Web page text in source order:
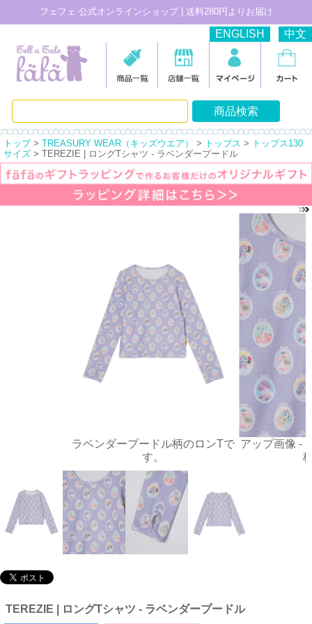
フェフェ 公式オンラインショップ | 送料280円よりお届け
ENGLISH 中文
トップ> TREASURY WEAR（キッズウエア） > トップス > トップス130
サイズ > TEREZIE | ロングTシャツ - ラベンダープードル
ラベンダープードル柄のロンTで
す。
アップ画像 -
TEREZIE | ロングTシャツ - ラベンダープードル